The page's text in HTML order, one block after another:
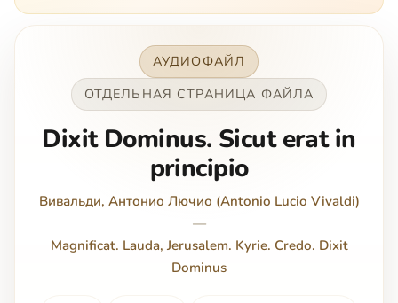
АУДИОФАЙЛ
ОТДЕЛЬНАЯ СТРАНИЦА ФАЙЛА
Dixit Dominus. Sicut erat in
principio
Вивальди, Антонио Лючио (Antonio Lucio Vivaldi)
—
Magnificat. Lauda, Jerusalem. Kyrie. Credo. Dixit
Dominus